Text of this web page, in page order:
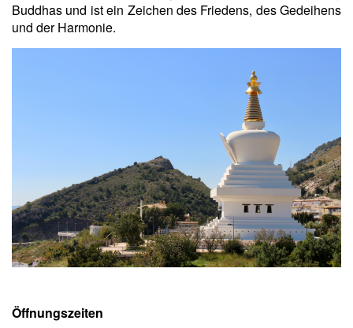
Buddhas und ist ein Zeichen des Friedens, des Gedeihens
und der Harmonie.
Öffnungszeiten